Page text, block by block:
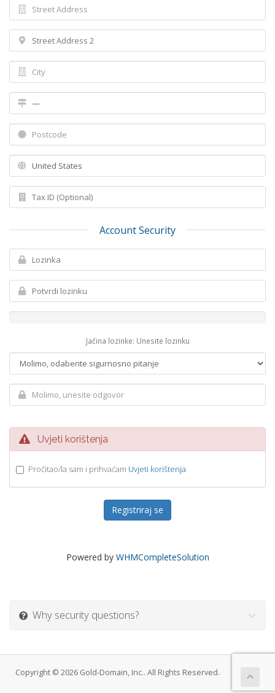
Account Security
Jačina lozinke: Unesite lozinku
Uvjeti korištenja
Pročitao/la sam i prihvaćam Uvjeti korištenja
Powered by WHMCompleteSolution
Why security questions?
Copyright © 2026 Gold-Domain, Inc.. All Rights Reserved.